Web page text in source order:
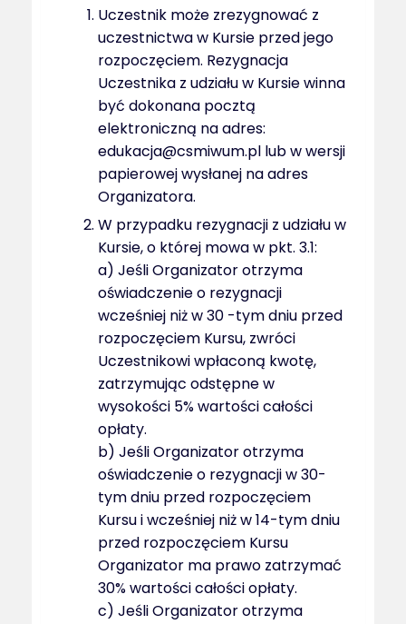
Uczestnik może zrezygnować z
uczestnictwa w Kursie przed jego
rozpoczęciem. Rezygnacja
Uczestnika z udziału w Kursie winna
być dokonana pocztą
elektroniczną na adres:
edukacja@csmiwum.pl lub w wersji
papierowej wysłanej na adres
Organizatora.
W przypadku rezygnacji z udziału w
Kursie, o której mowa w pkt. 3.1:
a) Jeśli Organizator otrzyma
oświadczenie o rezygnacji
wcześniej niż w 30 -tym dniu przed
rozpoczęciem Kursu, zwróci
Uczestnikowi wpłaconą kwotę,
zatrzymując odstępne w
wysokości 5% wartości całości
opłaty.
b) Jeśli Organizator otrzyma
oświadczenie o rezygnacji w 30-
tym dniu przed rozpoczęciem
Kursu i wcześniej niż w 14-tym dniu
przed rozpoczęciem Kursu
Organizator ma prawo zatrzymać
30% wartości całości opłaty.
c) Jeśli Organizator otrzyma